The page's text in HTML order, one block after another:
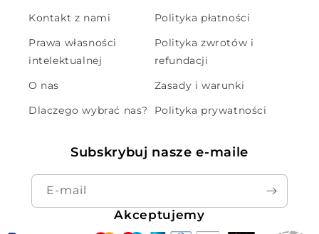
Kontakt z nami
Prawa własności
intelektualnej
O nas
Dlaczego wybrać nas?
Polityka płatności
Polityka zwrotów i
refundacji
Zasady i warunki
Polityka prywatności
Subskrybuj nasze e-maile
E-mail
Akceptujemy